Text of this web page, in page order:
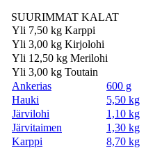
SUURIMMAT KALAT
Yli 7,50 kg Karppi
Yli 3,00 kg Kirjolohi
Yli 12,50 kg Merilohi
Yli 3,00 kg Toutain
Ankerias
600 g
Hauki
5,50 kg
Järvilohi
1,10 kg
Järvitaimen
1,30 kg
Karppi
8,70 kg